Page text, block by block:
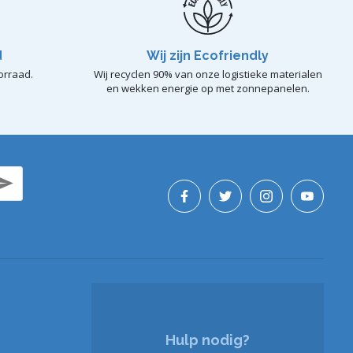
Wij zijn Ecofriendly
Wij recyclen 90% van onze logistieke materialen
en wekken energie op met zonnepanelen.
Hulp nodig?